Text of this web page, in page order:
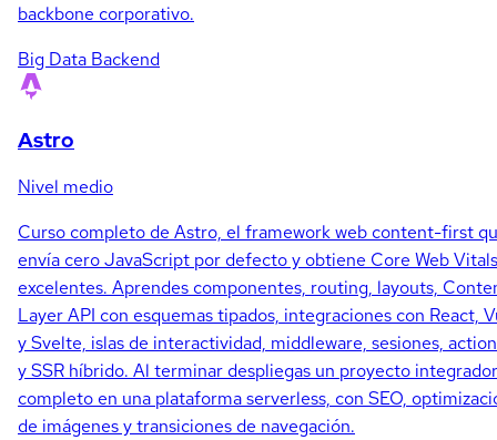
backbone corporativo.
Big Data Backend
Astro
Nivel medio
Curso completo de Astro, el framework web content-first
envía cero JavaScript por defecto y obtiene Core Web Vitals
excelentes. Aprendes componentes, routing, layouts,
Layer API con esquemas tipados, integraciones con React,
y Svelte, islas de interactividad, middleware, sesiones,
y SSR híbrido. Al terminar despliegas un proyecto integrador
completo en una plataforma serverless, con SEO,
de imágenes y transiciones de navegación.